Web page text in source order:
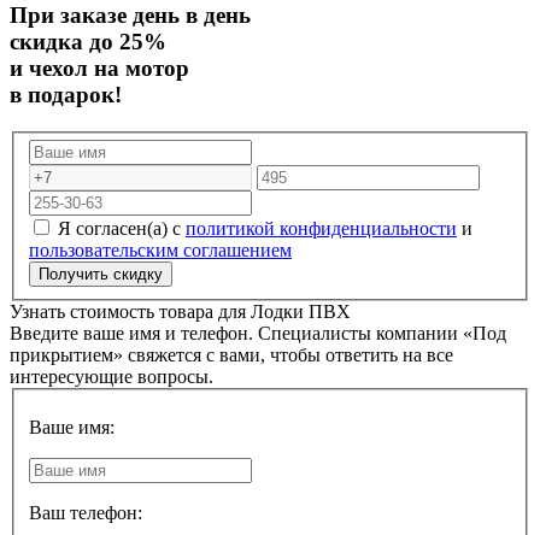
При заказе день в день
скидка до 25%
и чехол на мотор
в подарок!
Я согласен(а) с политикой конфиденциальности и
пользовательским соглашением
Узнать стоимость товара для Лодки ПВХ
Введите ваше имя и телефон. Специалисты компании «Под
прикрытием» свяжется с вами, чтобы ответить на все
интересующие вопросы.
Ваше имя:
Ваш телефон: